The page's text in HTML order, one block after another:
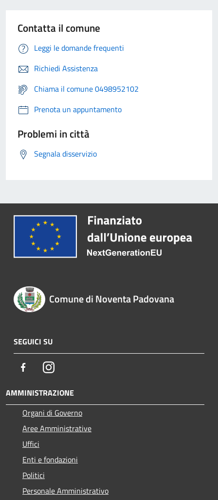
Contatta il comune
Leggi le domande frequenti
Richiedi Assistenza
Chiama il comune 0498952102
Prenota un appuntamento
Problemi in città
Segnala disservizio
Comune di Noventa Padovana
SEGUICI SU
FacebookInstagram
AMMINISTRAZIONE
Organi di Governo
Aree Amministrative
Uffici
Enti e fondazioni
Politici
Personale Amministrativo